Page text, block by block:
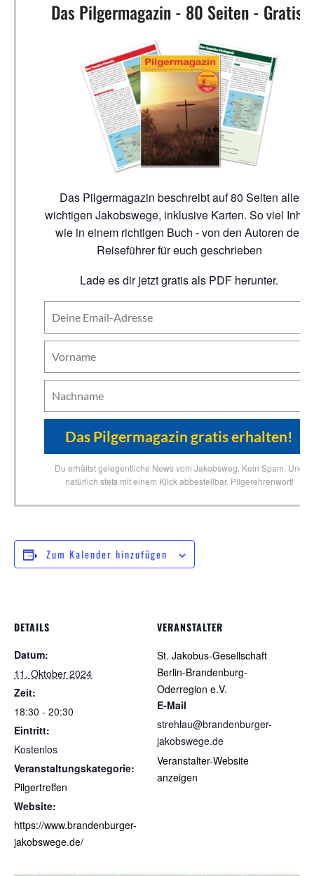
Das Pilgermagazin - 80 Seiten - Gratis!
Das Pilgermagazin beschreibt auf 80 Seiten alle
wichtigen Jakobswege, inklusive Karten. So viel Inhalt
wie in einem richtigen Buch - von den Autoren der
Reiseführer für euch geschrieben
Lade es dir jetzt gratis als PDF herunter.
Du erhältst gelegentliche News vom Jakobsweg. Kein Spam. Und
natürlich stets mit einem Klick abbestellbar. Pilgerehrenwort!
Zum Kalender hinzufügen
DETAILS
Datum:
11. Oktober 2024
Zeit:
18:30 - 20:30
Eintritt:
Kostenlos
Veranstaltungskategorie:
Pilgertreffen
Website:
https://www.brandenburger-
jakobswege.de/
VERANSTALTER
St. Jakobus-Gesellschaft
Berlin-Brandenburg-
Oderregion e.V.
E-Mail
strehlau@brandenburger-
jakobswege.de
Veranstalter-Website
anzeigen